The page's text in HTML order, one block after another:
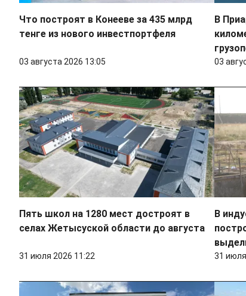
Что построят в Конееве за 435 млрд
тенге из нового инвестпортфеля
03 августа 2026 13:05
В
03
Пять школ на 1280 мест достроят в
селах Жетысуской области до августа
31 июля 2026 11:22
В
31